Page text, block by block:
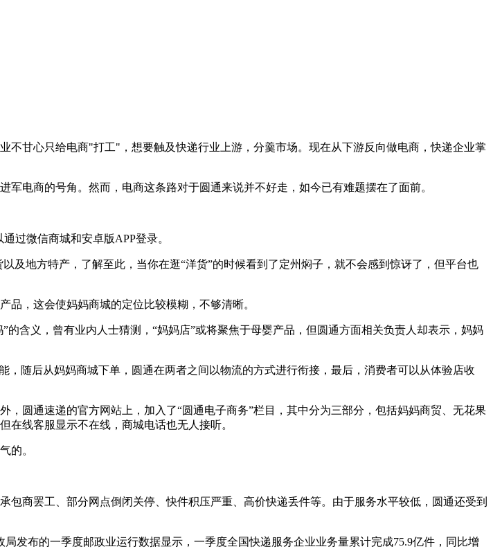
甘心只给电商"打工"，想要触及快递行业上游，分羹市场。现在从下游反向做电商，快递企业掌
电商的号角。然而，电商这条路对于圆通来说并不好走，如今已有难题摆在了面前。
过微信商城和安卓版APP登录。
及地方特产，了解至此，当你在逛“洋货”的时候看到了定州焖子，就不会感到惊讶了，但平台也
，这会使妈妈商城的定位比较模糊，不够清晰。
含义，曾有业内人士猜测，“妈妈店”或将聚焦于母婴产品，但圆通方面相关负责人却表示，妈妈
随后从妈妈商城下单，圆通在两者之间以物流的方式进行衔接，最后，消费者可以从体验店收
圆通速递的官方网站上，加入了“圆通电子商务”栏目，其中分为三部分，包括妈妈商贸、无花果
在线客服显示不在线，商城电话也无人接听。
的。
商罢工、部分网点倒闭关停、快件积压严重、高价快递丢件等。由于服务水平较低，圆通还受到
发布的一季度邮政业运行数据显示，一季度全国快递服务企业业务量累计完成75.9亿件，同比增